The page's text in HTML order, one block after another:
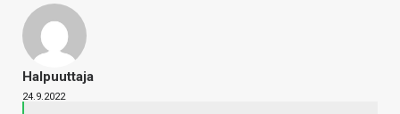
Halpuuttaja
24.9.2022